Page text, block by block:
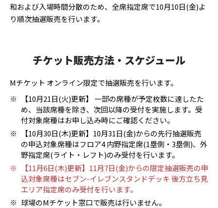
和および入場時間分散のため、 全席指定席で10月10日(金)よ
り順次抽選販売を行います。
チケット販売方法・スケジュール
Mチケット オンライン限定で抽選販売を行います。
※
【10月21日(火)更新】 一部の席種が予定枚数に達したた
め、当該席種を除き、次回以降の受付を実施します。受
付対象席種はお申し込み時にご確認ください。
※
【10月30日(木)更新】10月31日(金)からの先行抽選販売
の申込対象席種はフロア4 内野指定席(1塁側・3塁側)、外
野指定席(ライト・レフト)のみ受付を行います。
※
【11月6日(木)更新】11月7日(金)からの限定抽選販売の申
込対象席種はセブン-イレブンスタンドデッキ 後方立ち見
エリア指定席のみ受付を行います。
※ 球場のMチケット窓口で販売は行いません。